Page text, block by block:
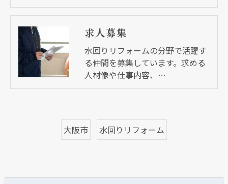
求人募集
水回りリフォームの分野で活躍す
る仲間を募集しています。求める
人材像や仕事内容、…
大阪市 水回りリフォーム